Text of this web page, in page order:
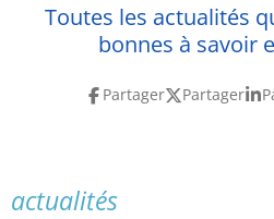
Toutes les actualités
bonnes à savoir
Partager Partager
actualités